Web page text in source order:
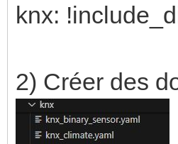
knx:
2) Créer des